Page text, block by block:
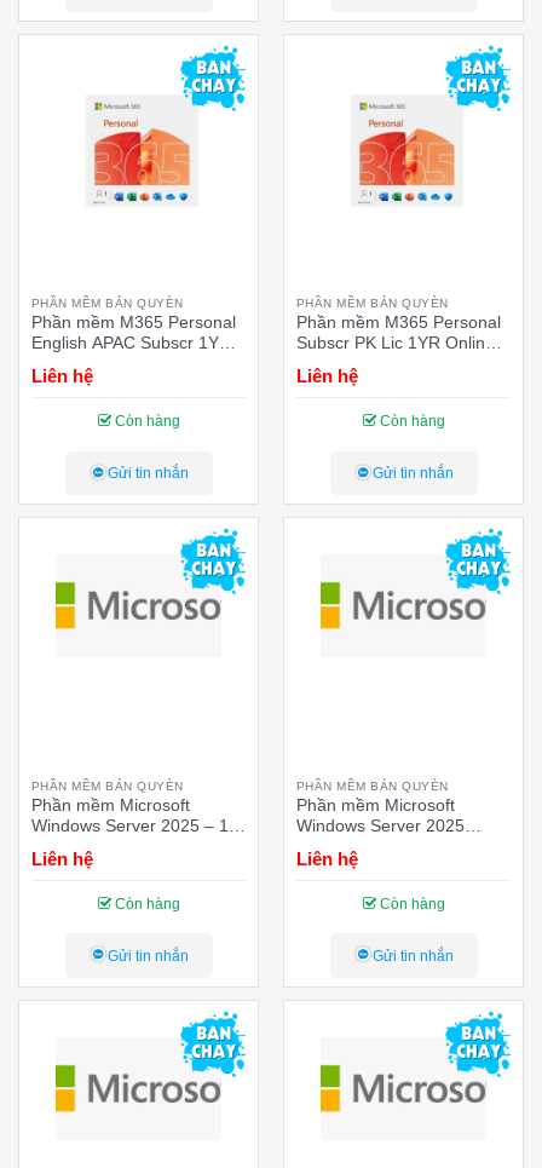
PHẦN MỀM BẢN QUYÈN
Phần mềm M365 Personal
English APAC Subscr 1YR
Medialess (EP2-32409)
Liên hệ
Còn hàng
Gửi tin nhắn
PHẦN MỀM BẢN QUYÈN
Phần mềm M365 Personal
Subscr PK Lic 1YR Online
APAC EM ESD (EP2-
32313) – Key điện tử
Liên hệ
Còn hàng
Gửi tin nhắn
PHẦN MỀM BẢN QUYÈN
Phần mềm Microsoft
Windows Server 2025 – 1
Device Cal
Liên hệ
Còn hàng
Gửi tin nhắn
PHẦN MỀM BẢN QUYÈN
Phần mềm Microsoft
Windows Server 2025
Standard – 2 Core
Liên hệ
Còn hàng
Gửi tin nhắn